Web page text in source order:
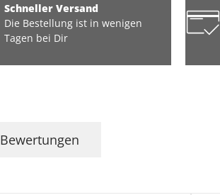
Schneller Versand
Die Bestellung ist in wenigen
Tagen bei Dir
Bewertungen